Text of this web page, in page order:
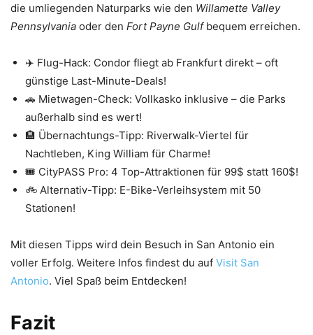
die umliegenden Naturparks wie den Willamette Valley
Pennsylvania oder den Fort Payne Gulfbequem erreichen.
✈️ Flug-Hack: Condor fliegt ab Frankfurt direkt – oft
günstige Last-Minute-Deals!
🚗 Mietwagen-Check: Vollkasko inklusive – die Parks
außerhalb sind es wert!
🏨 Übernachtungs-Tipp: Riverwalk-Viertel für
Nachtleben, King William für Charme!
🎟️ CityPASS Pro: 4 Top-Attraktionen für 99$ statt 160$!
🚲 Alternativ-Tipp: E-Bike-Verleihsystem mit 50
Stationen!
Mit diesen Tipps wird dein Besuch in San Antonio ein
voller Erfolg. Weitere Infos findest du auf Visit San
Antonio. Viel Spaß beim Entdecken!
Fazit